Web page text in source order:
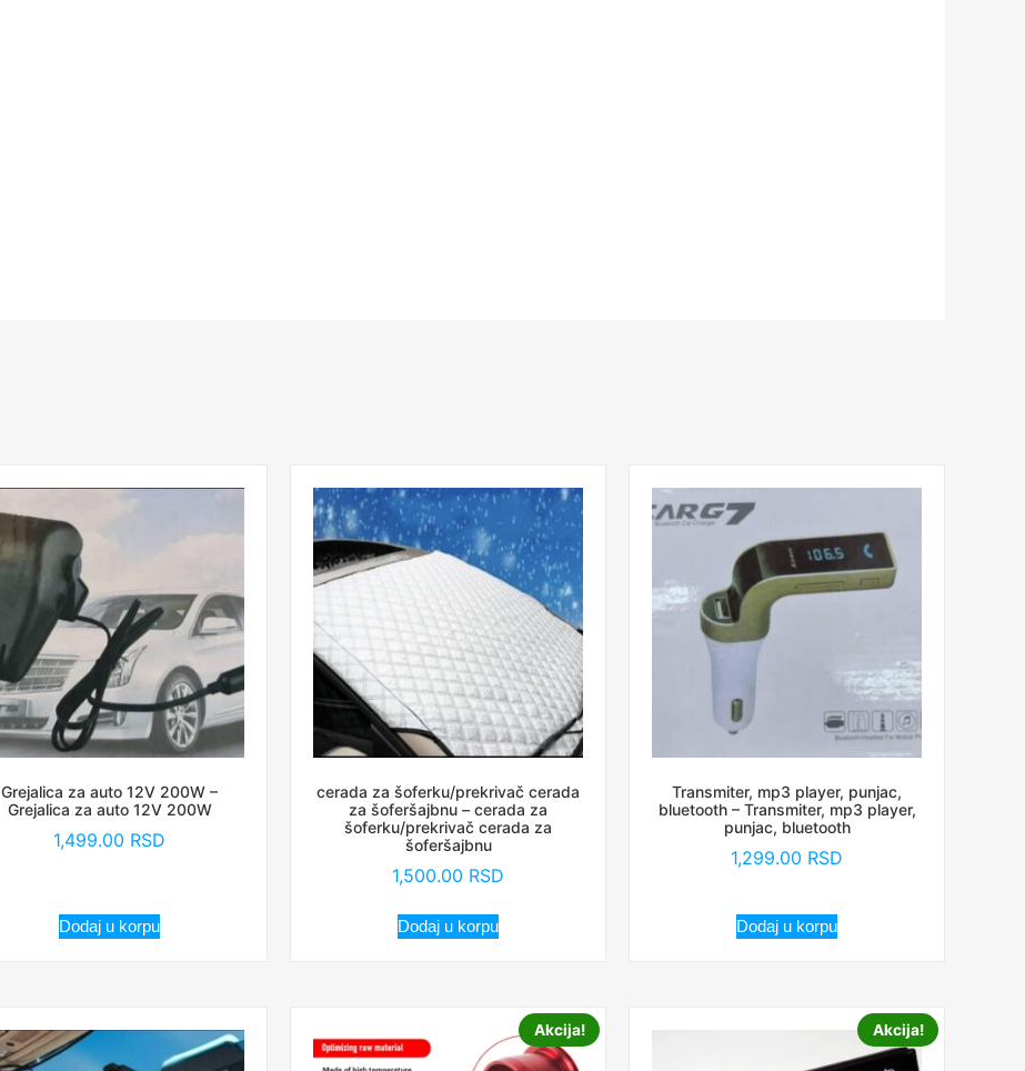
Grejalica za auto 12V 200W –
Grejalica za auto 12V 200W
1,499.00 RSD
Dodaj u korpu
cerada za šoferku/prekrivač cerada
za šoferšajbnu – cerada za
šoferku/prekrivač cerada za
šoferšajbnu
1,500.00 RSD
Dodaj u korpu
Transmiter, mp3 player, punjac,
bluetooth – Transmiter, mp3 player,
punjac, bluetooth
1,299.00 RSD
Dodaj u korpu
Akcija! Akcija!